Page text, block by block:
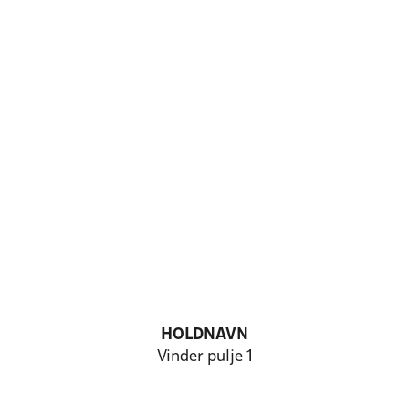
HOLDNAVN
Vinder pulje 1